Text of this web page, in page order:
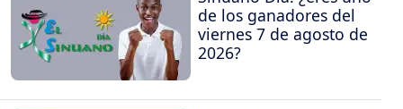
de los ganadores del
viernes 7 de agosto de
2026?